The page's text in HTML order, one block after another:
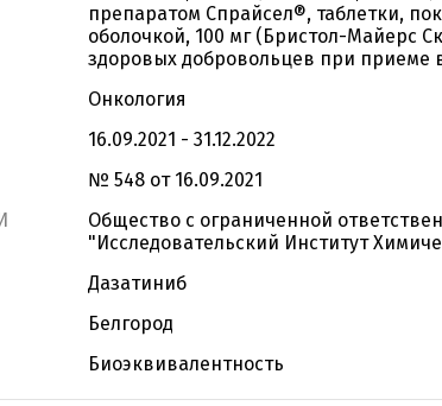
препаратом Спрайсел®, таблетки,
оболочкой, 100 мг (Бристол-Майерс
здоровых добровольцев при приеме
Онкология
16.09.2021 - 31.12.2022
№ 548 от 16.09.2021
Общество с ограниченной
"Исследовательский Институт
Дазатиниб
Белгород
Биоэквивалентность